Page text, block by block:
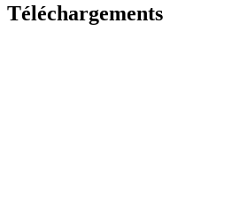
Téléchargements